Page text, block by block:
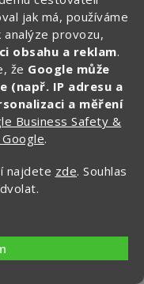
jak má, používáme
analýze provozu,
obsahu a reklam.
že Google může
(např. IP adresu a
a měření
Business Safety &
.
najdete zde. Souhlas
na cestách.
100 Kč
KČ »